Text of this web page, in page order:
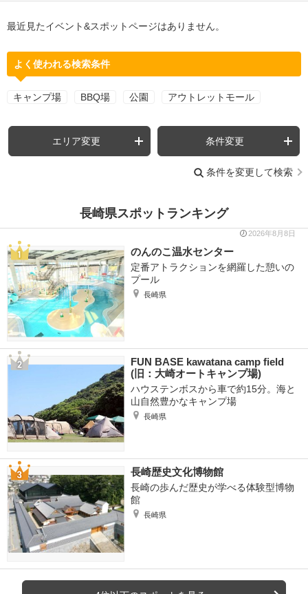
最近見たイベント&スポットページはありません。
よく使われる検索条件
キャンプ場 BBQ場 公園 アウトレットモール
エリア変更 条件変更
条件を変更して検索
長崎県スポットランキング
2026年8月8日
のんのこ温水センター
定番アトラクションを網羅した憩いの
プール
長崎県
FUN BASE kawatana camp field
(旧：大崎オートキャンプ場)
ハウステンボスから車で約15分。海と
山自然豊かなキャンプ場
長崎県
長崎歴史文化博物館
長崎の歩んだ歴史が学べる体験型博物
館
長崎県